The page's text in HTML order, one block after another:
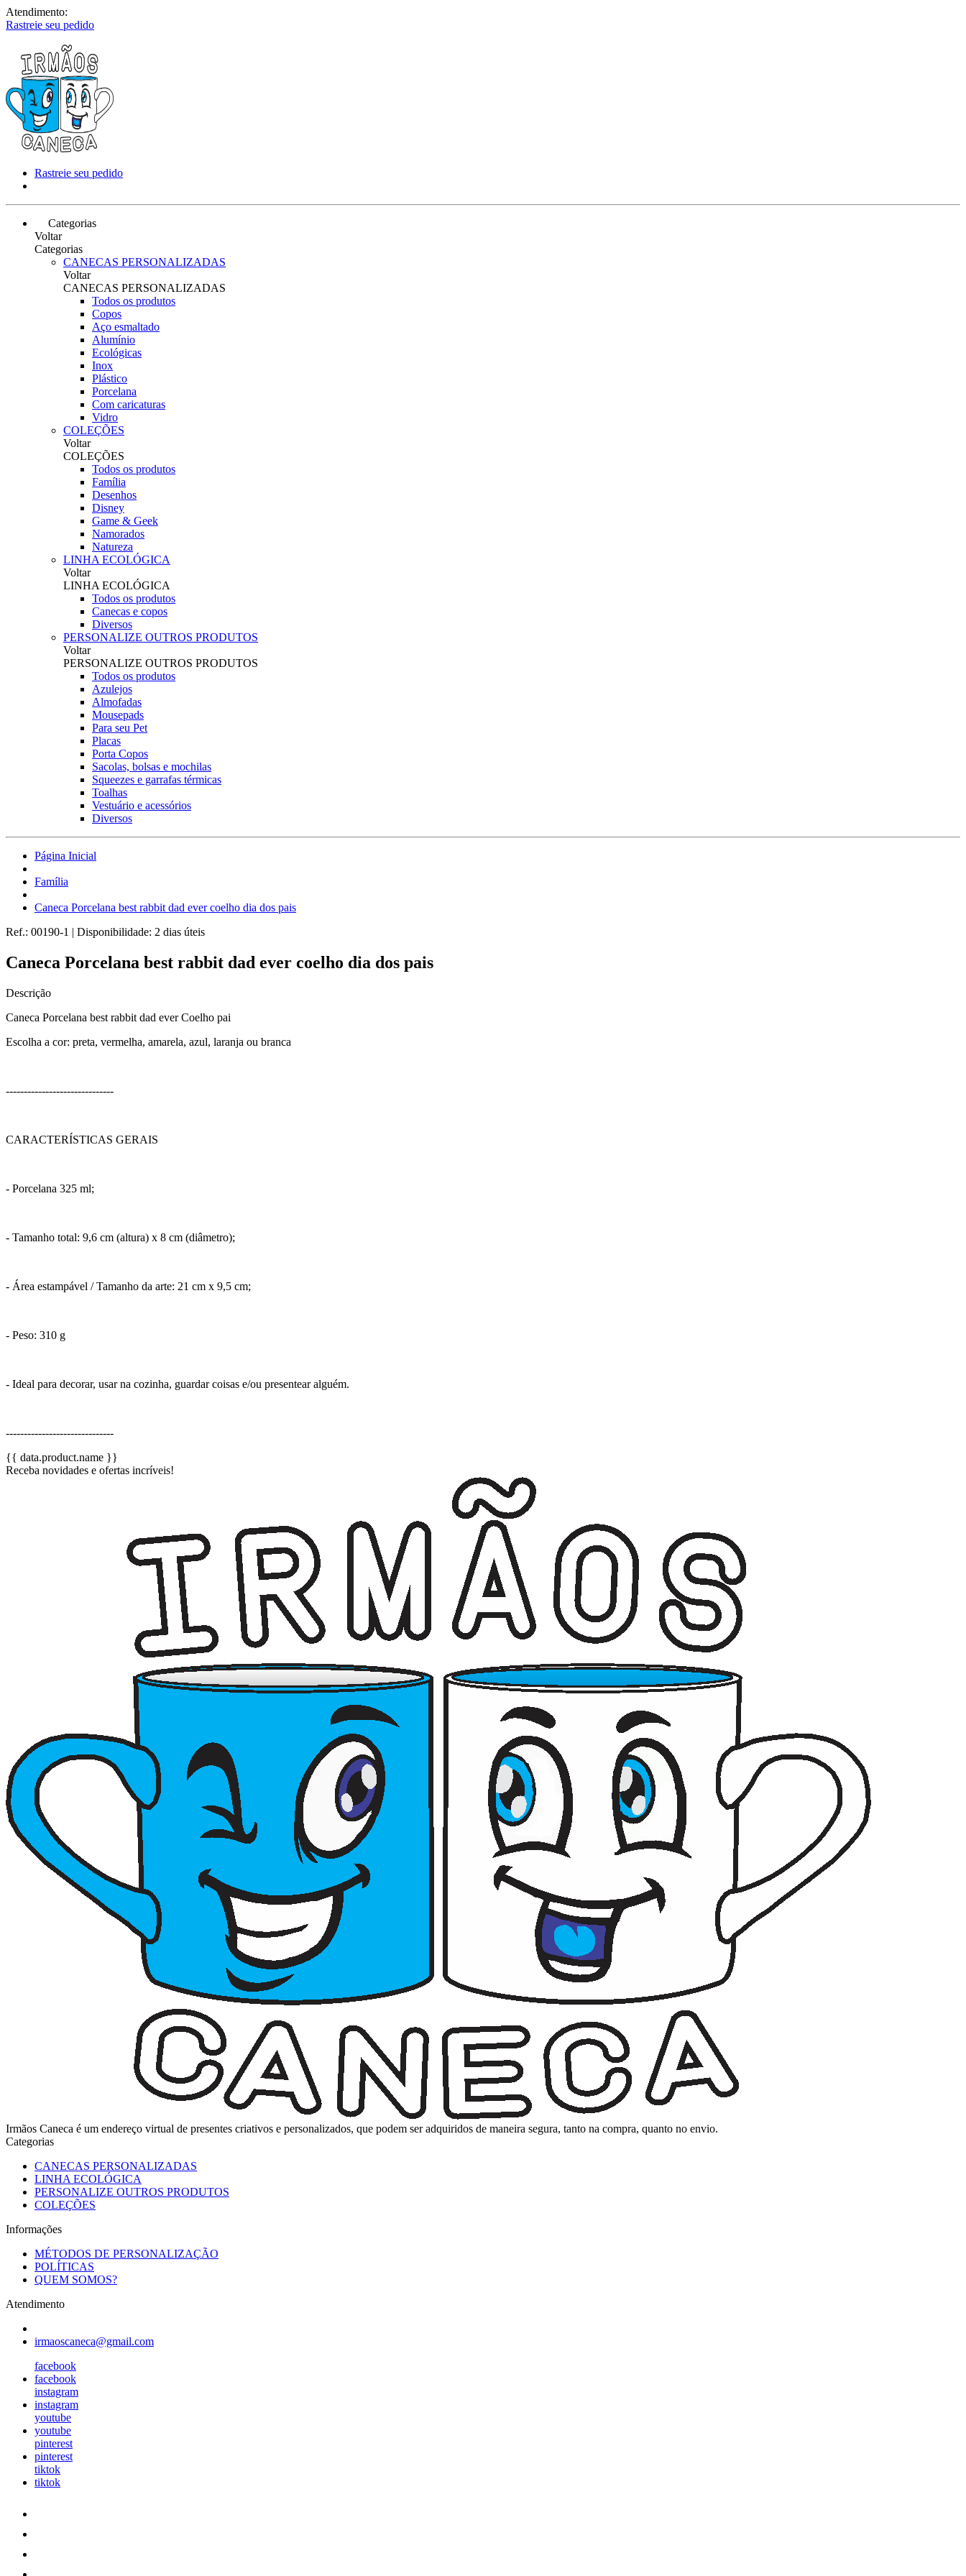
Atendimento:
Rastreie seu pedido
Rastreie seu pedido
Categorias
Voltar
Categorias
CANECAS PERSONALIZADAS
Voltar
CANECAS PERSONALIZADAS
Todos os produtos
Copos
Aço esmaltado
Alumínio
Ecológicas
Inox
Plástico
Porcelana
Com caricaturas
Vidro
COLEÇÕES
Voltar
COLEÇÕES
Todos os produtos
Família
Desenhos
Disney
Game & Geek
Namorados
Natureza
LINHA ECOLÓGICA
Voltar
LINHA ECOLÓGICA
Todos os produtos
Canecas e copos
Diversos
PERSONALIZE OUTROS PRODUTOS
Voltar
PERSONALIZE OUTROS PRODUTOS
Todos os produtos
Azulejos
Almofadas
Mousepads
Para seu Pet
Placas
Porta Copos
Sacolas, bolsas e mochilas
Squeezes e garrafas térmicas
Toalhas
Vestuário e acessórios
Diversos
Página Inicial
Família
Caneca Porcelana best rabbit dad ever coelho dia dos pais
Ref.: 00190-1 | Disponibilidade: 2 dias úteis
Caneca Porcelana best rabbit dad ever coelho dia dos pais
Descrição
Caneca Porcelana best rabbit dad ever Coelho pai
Escolha a cor: preta, vermelha, amarela, azul, laranja ou branca
------------------------------
CARACTERÍSTICAS GERAIS
- Porcelana 325 ml;
- Tamanho total: 9,6 cm (altura) x 8 cm (diâmetro);
- Área estampável / Tamanho da arte: 21 cm x 9,5 cm;
- Peso: 310 g
- Ideal para decorar, usar na cozinha, guardar coisas e/ou presentear alguém.
------------------------------
{{ data.product.name }}
Receba novidades e ofertas incríveis!
Irmãos Caneca é um endereço virtual de presentes criativos e personalizados, que podem ser adquiridos de maneira segura, tanto na compra, quanto no envio.
Categorias
CANECAS PERSONALIZADAS
LINHA ECOLÓGICA
PERSONALIZE OUTROS PRODUTOS
COLEÇÕES
Informações
MÉTODOS DE PERSONALIZAÇÃO
POLÍTICAS
QUEM SOMOS?
Atendimento
irmaoscaneca@gmail.com
facebook
facebook
instagram
instagram
youtube
youtube
pinterest
pinterest
tiktok
tiktok